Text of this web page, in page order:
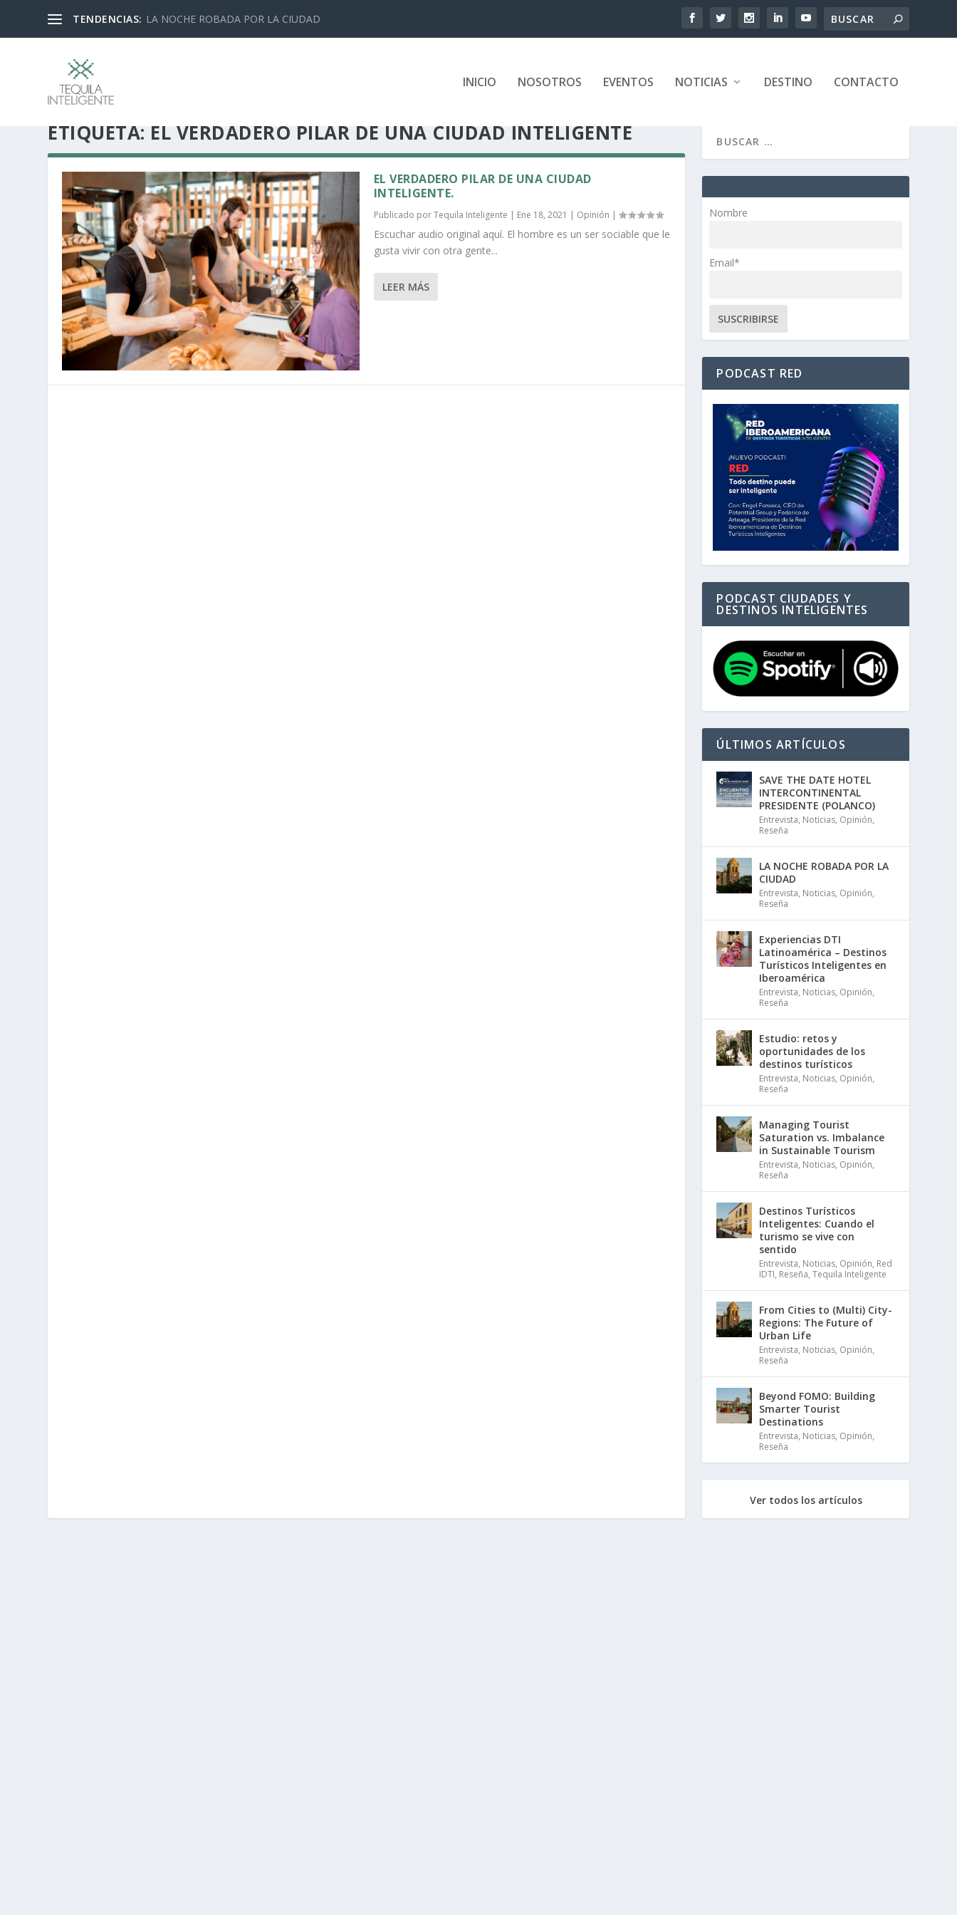
TENDENCIAS: LA NOCHE ROBADA POR LA CIUDAD
INICIO NOSOTROS EVENTOS NOTICIAS DESTINO CONTACTO
ETIQUETA: EL VERDADERO PILAR DE UNA CIUDAD INTELIGENTE
EL VERDADERO PILAR DE UNA CIUDAD
INTELIGENTE.
Publicado porTequila Inteligente | Ene 18, 2021 | Opinión |
Escuchar audio original aquí. El hombre es un ser sociable que le
gusta vivir con otra gente...
LEER MÁS
Nombre
Email*
PODCAST RED
PODCAST CIUDADES Y
DESTINOS INTELIGENTES
ÚLTIMOS ARTÍCULOS
SAVE THE DATE HOTEL
INTERCONTINENTAL
PRESIDENTE (POLANCO)
Entrevista, Noticias, Opinión,
Reseña
LA NOCHE ROBADA POR LA
CIUDAD
Entrevista, Noticias, Opinión,
Reseña
Experiencias DTI
Latinoamérica – Destinos
Turísticos Inteligentes en
Iberoamérica
Entrevista, Noticias, Opinión,
Reseña
Estudio: retos y
oportunidades de los
destinos turísticos
Entrevista, Noticias, Opinión,
Reseña
Managing Tourist
Saturation vs. Imbalance
in Sustainable Tourism
Entrevista, Noticias, Opinión,
Reseña
Destinos Turísticos
Inteligentes: Cuando el
turismo se vive con
sentido
Entrevista, Noticias, Opinión, Red
IDTI, Reseña,Tequila Inteligente
From Cities to (Multi) City-
Regions: The Future of
Urban Life
Entrevista, Noticias, Opinión,
Reseña
Beyond FOMO: Building
Smarter Tourist
Destinations
Entrevista, Noticias, Opinión,
Reseña
Ver todos los artículos